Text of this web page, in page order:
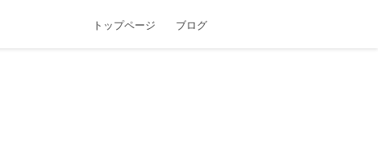
トップページ ブログ